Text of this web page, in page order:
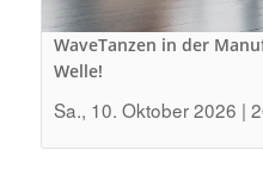
WaveTanzen in der
Welle!
Sa., 10. Oktober 2026 |